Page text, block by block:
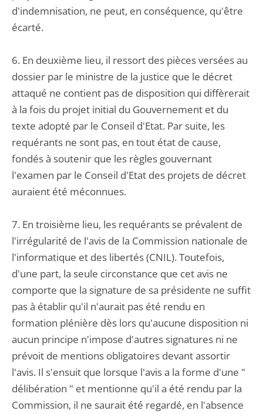
d'indemnisation, ne peut, en conséquence, qu'être
écarté.
6. En deuxième lieu, il ressort des pièces versées au
dossier par le ministre de la justice que le décret
attaqué ne contient pas de disposition qui diffèrerait
à la fois du projet initial du Gouvernement et du
texte adopté par le Conseil d'Etat. Par suite, les
requérants ne sont pas, en tout état de cause,
fondés à soutenir que les règles gouvernant
l'examen par le Conseil d'Etat des projets de décret
auraient été méconnues.
7. En troisième lieu, les requérants se prévalent de
l'irrégularité de l'avis de la Commission nationale de
l'informatique et des libertés (CNIL). Toutefois,
d'une part, la seule circonstance que cet avis ne
comporte que la signature de sa présidente ne suffit
pas à établir qu'il n'aurait pas été rendu en
formation plénière dès lors qu'aucune disposition ni
aucun principe n'impose d'autres signatures ni ne
prévoit de mentions obligatoires devant assortir
l'avis. Il s'ensuit que lorsque l'avis a la forme d'une "
délibération " et mentionne qu'il a été rendu par la
Commission, il ne saurait été regardé, en l'absence